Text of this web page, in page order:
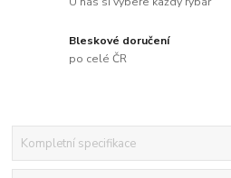
Bleskové doručení
po celé ČR
Kompletní specifikace